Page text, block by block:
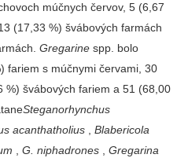
múčnych červov, 5 (6,67
(17,33 %) švábových farmách
Gregarinespp. bolo
fariem s múčnymi červami, 30
%) švábových fariem a 51 (68,00
Steganorhynchus
acanthatholius, Blabericola
, G. niphadrones, Gregarina